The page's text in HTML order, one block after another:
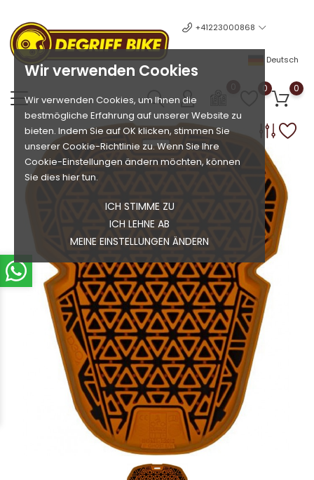
Wir verwenden Cookies
Wir verwenden Cookies, um Ihnen die
bestmögliche Erfahrung auf unserer Website zu
bieten. Indem Sie auf OK klicken, stimmen Sie
unserer Cookie-Richtlinie zu. Wenn Sie Ihre
Cookie-Einstellungen ändern möchten, können
Sie dies hier tun.
ICH STIMME ZU
ICH LEHNE AB
MEINE EINSTELLUNGEN ÄNDERN
+41223000868
Deutsch
0 0